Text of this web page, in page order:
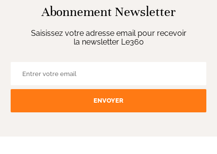
Abonnement Newsletter
Saisissez votre adresse email pour recevoir
la newsletter Le360
ENVOYER